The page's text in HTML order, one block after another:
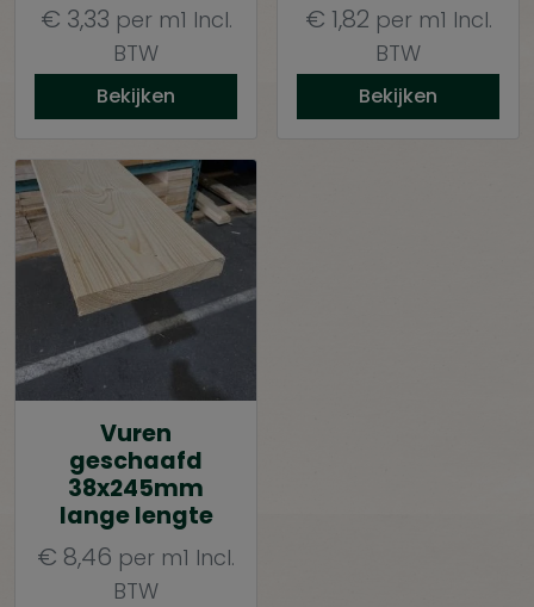
€ 3,33 per m1 Incl.
BTW
Bekijken
€ 1,82 per m1 Incl.
BTW
Bekijken
Vuren
geschaafd
38x245mm
lange lengte
€ 8,46 per m1 Incl.
BTW